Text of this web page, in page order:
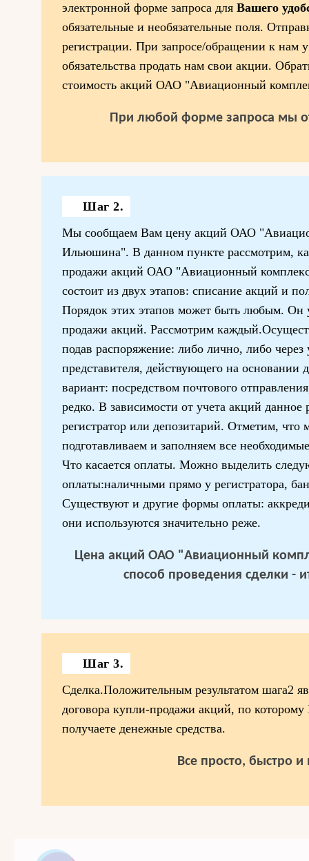
электронной форме запроса для Вашего
обязательные и необязательные поля.
регистрации. При запросе/обращении к нам
обязательства продать нам свои акции.
стоимость акций ОАО "Авиационный
При любой форме запроса мы
Шаг 2.
Мы сообщаем Вам цену акций ОАО
Ильюшина". В данном пункте рассмотрим,
продажи акций ОАО "Авиационный
состоит из двух этапов: списание акций и
Порядок этих этапов может быть любым. Он
продажи акций. Рассмотрим
подав распоряжение: либо лично, либо
представителя, действующего на основании
вариант: посредством почтового
редко. В зависимости от учета акций данное
регистратор или депозитарий. Отметим, что
подготавливаем и заполняем все
Что касается оплаты. Можно выделить
оплаты:наличными прямо у регистратора,
Существуют и другие формы оплаты:
они используются значительно реже.
Цена акций ОАО "Авиационный
способ проведения сделки -
Шаг 3.
Сделка.Положительным результатом шага2
договора купли-продажи акций, по
получаете денежные средства.
Все просто, быстро и